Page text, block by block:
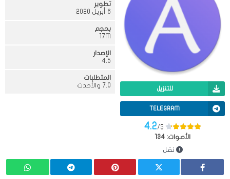
للتنزيل
TELEGRAM
4.2/5
الأصوات: 134
نقل
تطوير
6 أبريل 2020
بحجم
17M
الإصدار
4.5
المتطلبات
7.0 والأحدث